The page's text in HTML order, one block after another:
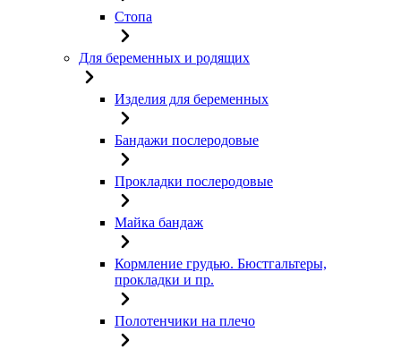
Стопа
Для беременных и родящих
Изделия для беременных
Бандажи послеродовые
Прокладки послеродовые
Майка бандаж
Кормление грудью. Бюстгальтеры,
прокладки и пр.
Полотенчики на плечо